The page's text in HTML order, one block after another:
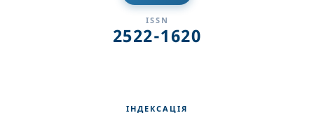
ISSN
2522-1620
ІНДЕКСАЦІЯ